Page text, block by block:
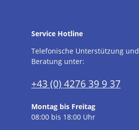
Service Hotline
Telefonische Unterstützung und
Beratung unter:
+43 (0) 4276 39 9 37
Montag bis Freitag
08:00 bis 18:00 Uhr